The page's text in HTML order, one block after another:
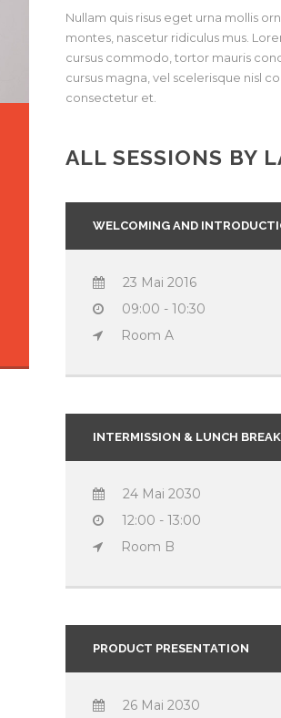
Nullam quis risus eget urna mollis
montes, nascetur ridiculus mus.
cursus commodo, tortor mauris
cursus magna, vel scelerisque nisl
consectetur et.
ALL SESSIONS BY
WELCOMING AND
23 Mai 2016
09:00 - 10:30
Room A
INTERMISSION & LUNCH BREAK
24 Mai 2030
12:00 - 13:00
Room B
PRODUCT PRESENTATION
26 Mai 2030